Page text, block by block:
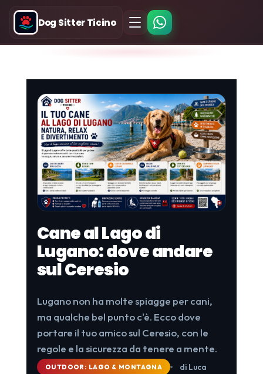
Dog Sitter Ticino
Cane al Lago di
Lugano: dove andare
sul Ceresio
Lugano non ha molte spiagge per cani,
ma qualche bel punto c'è. Ecco dove
portare il tuo amico sul Ceresio, con le
regole e la sicurezza da tenere a mente.
OUTDOOR: LAGO & MONTAGNA di Luca